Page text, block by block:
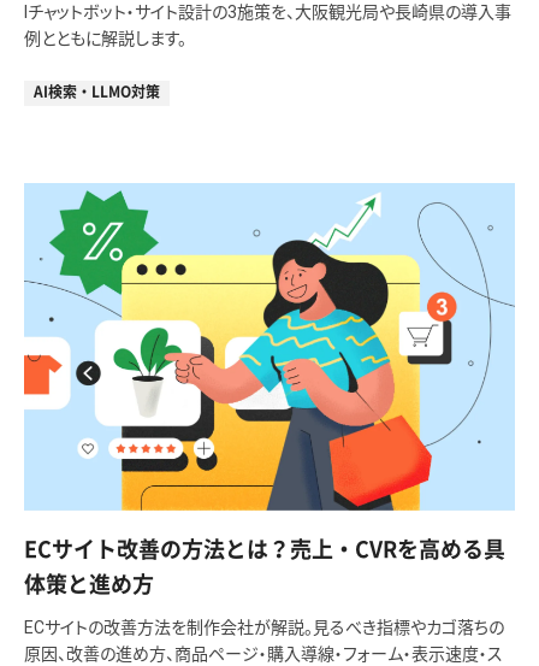
Iチャットボット・サイト設計の3施策を、大阪観光局や長崎県の導入事
例とともに解説します。
AI検索・LLMO対策
ECサイト改善の方法とは？売上・CVRを高める具
体策と進め方
ECサイトの改善方法を制作会社が解説。見るべき指標やカゴ落ちの
原因、改善の進め方、商品ページ・購入導線・フォーム・表示速度・ス